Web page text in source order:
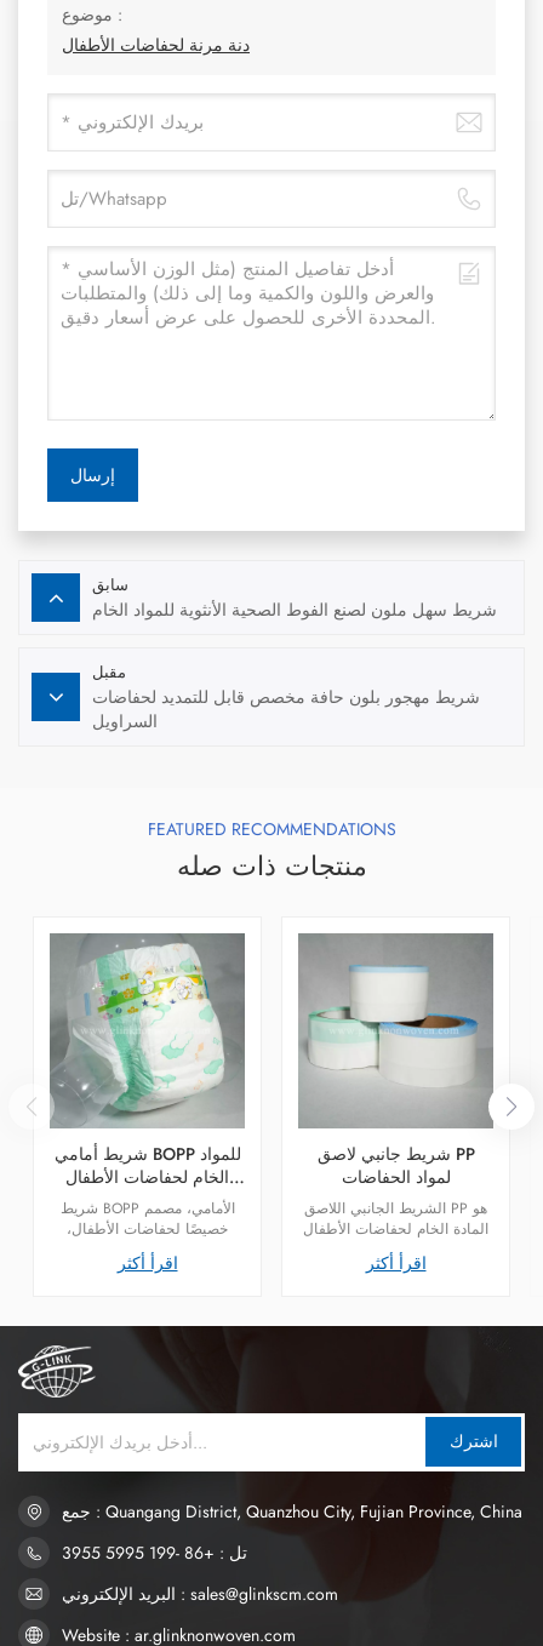
موضوع :
دنة مرنة لحفاضات الأطفال
إرسال
سابق
شريط سهل ملون لصنع الفوط الصحية الأنثوية للمواد الخام
مقبل
شريط مهجور بلون حافة مخصص قابل للتمديد لحفاضات
السراويل
FEATURED RECOMMENDATIONS
منتجات ذات صله
شريط أمامي BOPP للمواد
الخام لحفاضات الأطفال
التي يمكن التخلص منهاشريط BOPP الأمامي، مصمم
خصيصًا لحفاضات الأطفال،
سهل التركيب، شريط تثبيت
اقرأ أكثر
شريط جانبي لاصق PP
لمواد الحفاضات
الشريط الجانبي اللاصق PP هو
المادة الخام لحفاضات الأطفال
وحفاضات البالغين. يتم
استخدامه في نظام الإغلاق
اقرأ أكثر
اشترك
جمع : Quangang District, Quanzhou City, Fujian Province, China
تل : +86 -199 5995 3955
البريد الإلكتروني : sales@glinkscm.com
Website : ar.glinknonwoven.com